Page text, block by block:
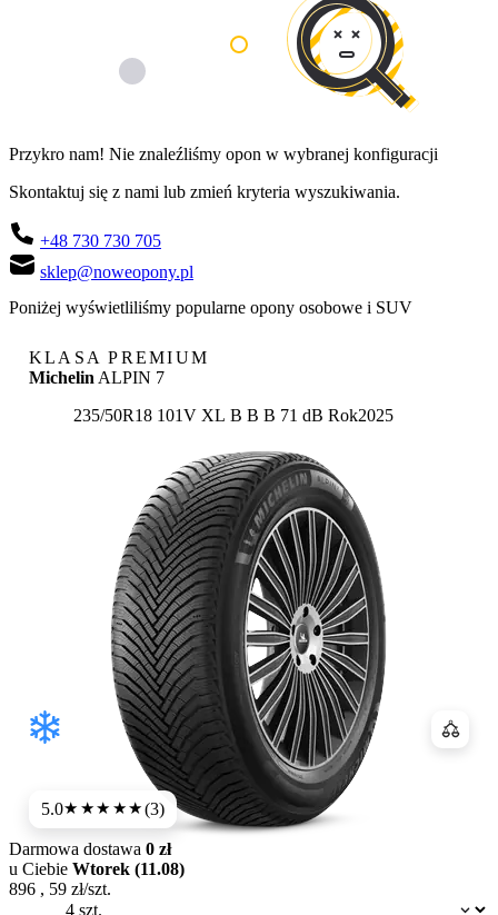
Przykro nam! Nie znaleźliśmy opon w wybranej konfiguracji
Skontaktuj się z nami lub zmień kryteria wyszukiwania.
+48 730 730 705
sklep@noweopony.pl
Poniżej wyświetliliśmy popularne opony osobowe i SUV
KLASA PREMIUM
Michelin ALPIN 7
235/50R18 101V XL Etykieta:
B B B 71 dB Rok2025
5.0★★★★★(3)
Dostępność:
Darmowa dostawa 0 zł
u Ciebie Wtorek (11.08)
896 , 59 zł/szt.